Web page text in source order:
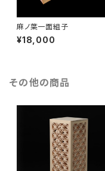
麻ノ葉一面組子
¥18,000
その他の商品